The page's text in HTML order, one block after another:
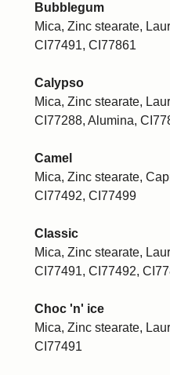
Bubblegum
Mica, Zinc stearate,
CI77491, CI77861
Calypso
Mica, Zinc stearate,
CI77288, Alumina,
Camel
Mica, Zinc stearate,
CI77492, CI77499
Classic
Mica, Zinc stearate,
CI77491, CI77492,
Choc 'n' ice
Mica, Zinc stearate,
CI77491